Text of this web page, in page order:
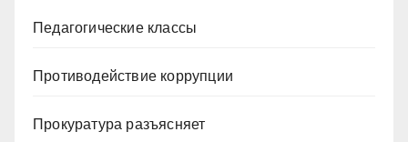
Педагогические классы
Противодействие коррупции
Прокуратура разъясняет